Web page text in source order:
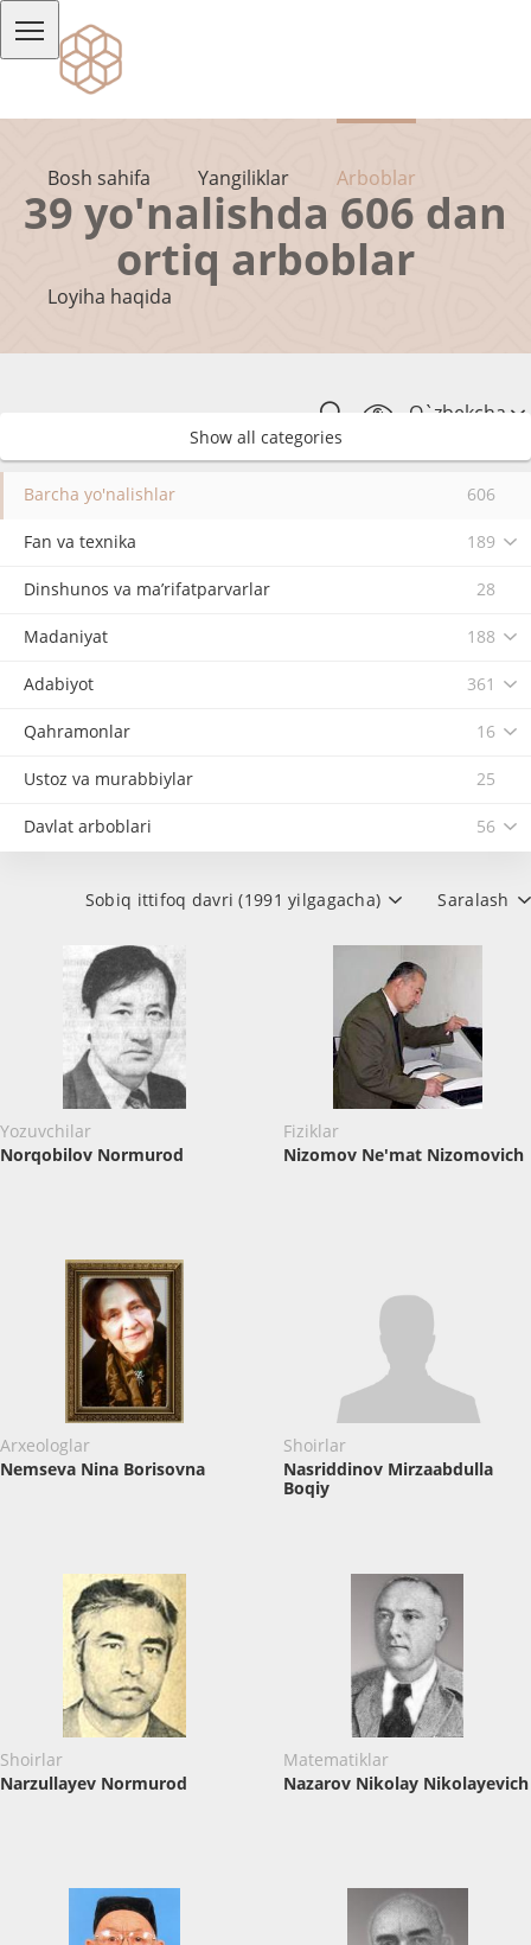
Bosh sahifa Yangiliklar Arboblar
Loyiha haqida
O`zbekcha
39 yo'nalishda 606 dan
ortiq arboblar
Show all categories
Barcha yo'nalishlar 606
Fan va texnika 189
Dinshunos va ma’rifatparvarlar 28
Madaniyat 188
Adabiyot 361
Qahramonlar 16
Ustoz va murabbiylar 25
Davlat arboblari 56
Saralash
Sobiq ittifoq davri (1991 yilgagacha)
Yozuvchilar
Norqobilov Normurod
Fiziklar
Nizomov Ne'mat Nizomovich
Arxeologlar
Nemseva ​Nina Borisovna
Shoirlar
Nasriddinov ​Mirzaabdulla
Boqiy
Shoirlar
Narzullayev Normurod
Matematiklar
Nazarov Nikolay Nikolayevich